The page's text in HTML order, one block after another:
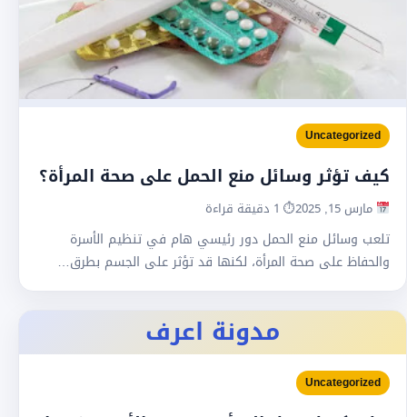
Uncategorized
كيف تؤثر وسائل منع الحمل على صحة المرأة؟
مارس 15, 2025 ⏱ 1 دقيقة قراءة
تلعب وسائل منع الحمل دور رئيسي هام في تنظيم الأسرة
والحفاظ على صحة المرأة، لكنها قد تؤثر على الجسم بطرق…
مدونة اعرف
Uncategorized